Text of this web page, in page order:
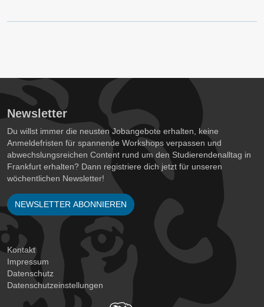
Newsletter
Du willst immer die neusten Jobangebote erhalten, keine
Anmeldefristen für spannende Workshops verpassen und
abwechslungsreichen Content rund um den Studierendenalltag in
Frankfurt erhalten? Dann registriere dich jetzt für unseren
wöchentlichen Newsletter!
NEWSLETTER ABONNIEREN
Kontakt
Impressum
Datenschutz
Datenschutzeinstellungen